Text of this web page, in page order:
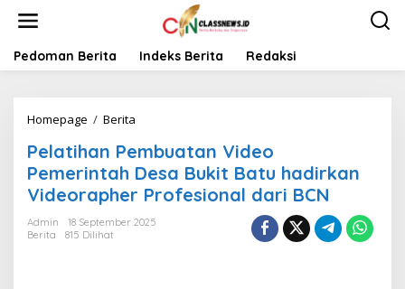
t
Pedoman Berita Indeks Berita Redaksi
Homepage / Berita
l
a
t
h
Pelatihan Pembuatan Video
Pemerintah Desa Bukit Batu hadirkan
Videorapher Profesional dari BCN
Admin
18 September 2025
Berita
815 Dilihat